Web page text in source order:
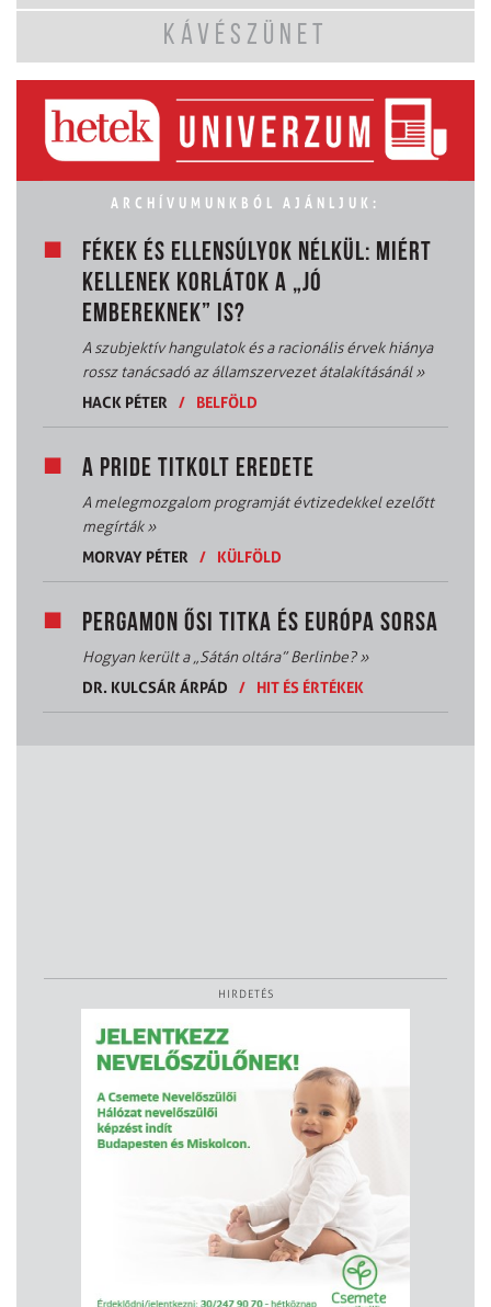
KÁVÉSZÜNET
ARCHÍVUMUNKBÓL AJÁNLJUK:
FÉKEK ÉS ELLENSÚLYOK NÉLKÜL: MIÉRT
KELLENEK KORLÁTOK A „JÓ
EMBEREKNEK” IS?
A szubjektív hangulatok és a racionális érvek hiánya
rossz tanácsadó az államszervezet átalakításánál»
HACK PÉTER
/ BELFÖLD
A PRIDE TITKOLT EREDETE
A melegmozgalom programját évtizedekkel ezelőtt
megírták»
MORVAY PÉTER
/ KÜLFÖLD
PERGAMON ŐSI TITKA ÉS EURÓPA SORSA
Hogyan került a „Sátán oltára” Berlinbe?»
DR. KULCSÁR ÁRPÁD
/ HIT ÉS ÉRTÉKEK
HIRDETÉS